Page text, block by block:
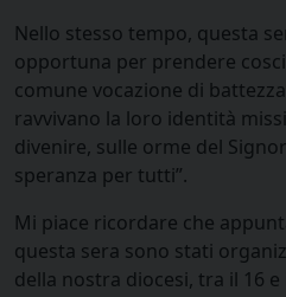
Nello stesso tempo, questa
opportuna per prendere
comune vocazione di
ravvivano la loro identità
divenire, sulle orme del
speranza per tutti”.
Mi piace ricordare che
questa sera sono stati
della nostra diocesi, tra il 16